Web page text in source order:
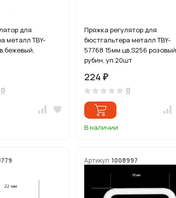
для
металл TBY-
0
Пряжка регулятор для
бюстгальтера металл TBY-
57768 15мм цв.S256 розовый
рубин, уп.20шт
224 ₽
0
В наличии
Артикул:1008997